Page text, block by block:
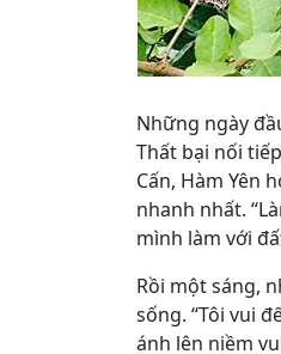
Những ngày
Thất bại nối
Cấn, Hàm Yên
nhanh nhất.
mình làm với
Rồi một sáng,
sống. “Tôi vui
ánh lên niềm